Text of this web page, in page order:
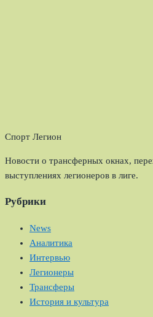
Спорт Легион
Новости о трансферных окнах,
выступлениях легионеров в лиге.
Рубрики
News
Аналитика
Интервью
Легионеры
Трансферы
История и культура